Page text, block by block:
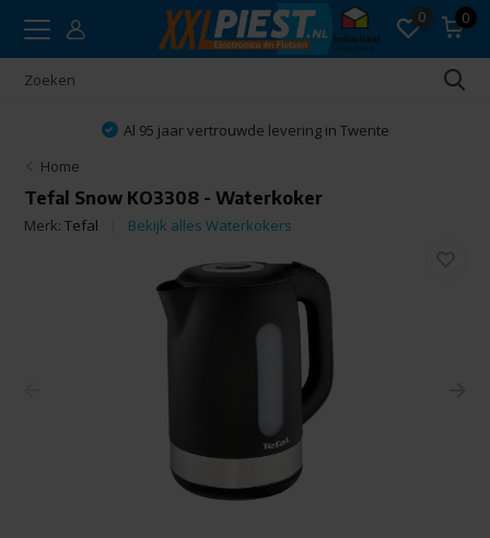
0 0
Al 95 jaar vertrouwde levering in Twente
Home
Tefal Snow KO3308 - Waterkoker
Merk:Tefal Bekijk alles Waterkokers